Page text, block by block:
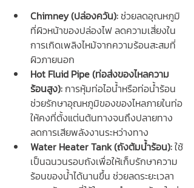
Chimney (ปล่องควัน): ช่วยลดอุณหภูมิ
ที่ผิวหน้าของปล่องไฟ ลดความเสี่ยงใน
การเกิดเพลิงไหม้จากความร้อนสะสมที่
ผิวภายนอก
Hot Fluid Pipe (ท่อส่งของไหลความ
ร้อนสูง): การหุ้มท่อไอน้ำหรือท่อน้ำร้อน
ช่วยรักษาอุณหภูมิของของไหลภายในท่อ
ให้คงที่ตั้งแต่นต้นทางจนถึงปลายทาง
ลดการเสียพลังงานระหว่างทาง
Water Heater Tank (ถังต้มน้ำร้อน): ใช้
เป็นฉนวนรอบถังเพื่อให้เก็บรักษาความ
ร้อนของน้ำได้นานขึ้น ช่วยลดระยะเวลา